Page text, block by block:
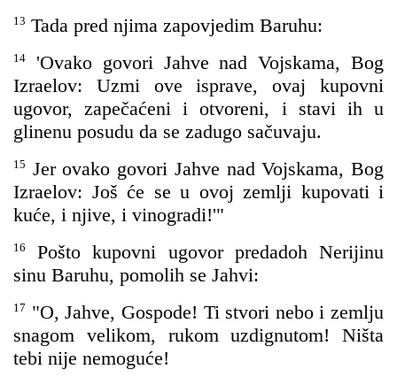
13 Tada pred njima zapovjedim Baruhu:
14
'Ovako govori Jahve nad Vojskama, Bog
Izraelov: Uzmi ove isprave, ovaj kupovni
ugovor, zapečaćeni i otvoreni, i stavi ih u
glinenu posudu da se zadugo sačuvaju.
15 Jer ovako govori Jahve nad Vojskama, Bog
Izraelov: Još će se u ovoj zemlji kupovati i
kuće, i njive, i vinogradi!'"
16
Pošto kupovni ugovor predadoh Nerijinu
sinu Baruhu, pomolih se Jahvi:
17 "O, Jahve, Gospode! Ti stvori nebo i zemlju
snagom velikom, rukom uzdignutom! Ništa
tebi nije nemoguće!